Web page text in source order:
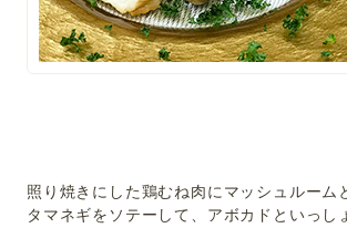
照り焼きにした鶏むね肉にマッシュルー
タマネギをソテーして、アボカドといっ